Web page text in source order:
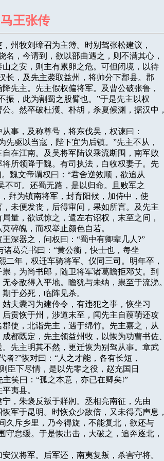
王张传
州牧刘璋召为主簿。时别驾张松建议，
，今请到，欲以部曲遇之，则不满其心，
之安，则主有累卵之危。可但闭境，以待
长，及先主袭取益州，将帅分下郡县。郡
先主。先主假权偏将军。及曹公破张鲁，
振，此为割蜀之股臂也。”于是先主以权
。然卒破杜濩、朴胡，杀夏候渊，据汉中，
事，及称尊号，将东伐吴，权谏曰：
驱以当寇，陛下宜为后镇。”先主不从，
在江南。及吴将军陆议乘流断围，南军败
所领降于魏。有司执法，白收权妻子。先
魏文帝谓权曰：“君舍逆效顺，欲追从
不可。还蜀无路，是以归命。且败军之
拜为镇南将军，封育阳候，加侍中，使
未便发丧，后得审问，果如所言。及先主
量，欲试惊之，遣左右诏权，末至之间，
碎魄，而权举止颜色自若。
王深器之，问权曰：“蜀中有卿辈几人?”
葛亮书曰：“黄公衡，快士也，每坐
年，权迁车骑将军、仪同三司。明年卒，
，为尚书郎，随卫将军诸葛瞻拒邓艾。到
令敌得入平地。瞻犹与未纳，祟至于流涕。
于必死，临阵见杀。
姑夫囊习为建伶令，有违犯之事，恢坐习
贡恢于州，涉道末至，闻先主自葭萌还攻
使，北诣先主，遇于绵竹。先主嘉之，从
都既定，先主领益州牧，以恢为功曹书佐、
先主明其不然，更迁恢为别驾从事。章武
?”恢对曰：“人之才能，各有长短，
臣下尽情，是以先零之役，赵充国日
主笑曰：“孤之本意，亦已在卿矣!”
夷县。
宁，朱褒反叛于牂牁。丞相亮南征，先由
军于昆明。时恢众少敌倍，又未得亮声息，
久斥乡里，乃今得旋，不能复北，欲还与
怠缓。于是恢出击，大破之，追奔逐北，
汉将军。后军还，南夷复叛，杀害守将。